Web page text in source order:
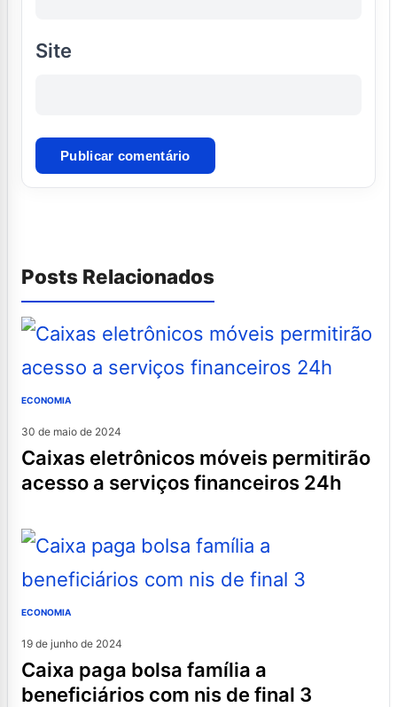
Site
Posts Relacionados
ECONOMIA
30 de maio de 2024
caixas eletrônicos móveis permitirão
acesso a serviços financeiros 24h
ECONOMIA
19 de junho de 2024
caixa paga bolsa família a
beneficiários com nis de final 3